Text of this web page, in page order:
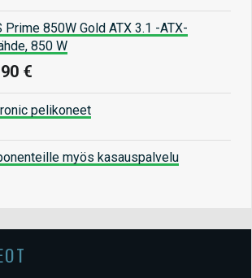
Prime 850W Gold ATX 3.1 -ATX-
850 W
€
pelikoneet
myös kasauspalvelu